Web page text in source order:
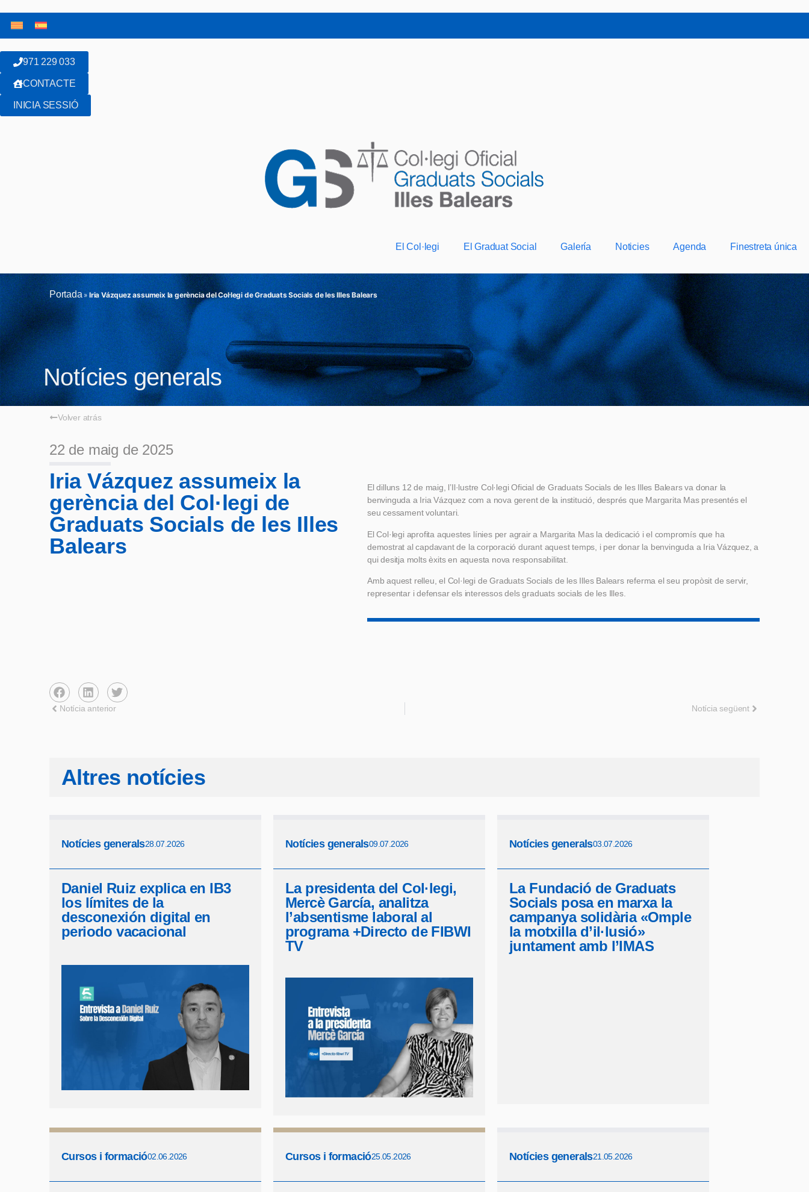
971 229 033
CONTACTE
INICIA SESSIÓ
El Col·legi El Graduat Social Galería Noticies Agenda Finestreta única
Portada»Iria Vázquez assumeix la gerència del Col·legi de Graduats Socials de les Illes Balears
Notícies generals
Volver atrás
22 de maig de 2025
Iria Vázquez assumeix la
gerència del Col·legi de
Graduats Socials de les Illes
Balears
El dilluns 12 de maig, l’Il·lustre Col·legi Oficial de Graduats Socials de les Illes Balears va donar la
benvinguda a Iria Vázquez com a nova gerent de la institució, després que Margarita Mas presentés el
seu cessament voluntari.
El Col·legi aprofita aquestes línies per agrair a Margarita Mas la dedicació i el compromís que ha
demostrat al capdavant de la corporació durant aquest temps, i per donar la benvinguda a Iria Vázquez, a
qui desitja molts èxits en aquesta nova responsabilitat.
Amb aquest relleu, el Col·legi de Graduats Socials de les Illes Balears referma el seu propòsit de servir,
representar i defensar els interessos dels graduats socials de les Illes.
Notícia anterior Notícia següent
Altres notícies
Notícies generals28.07.2026
Daniel Ruiz explica en IB3
los límites de la
desconexión digital en
periodo vacacional
Notícies generals09.07.2026
La presidenta del Col·legi,
Mercè García, analitza
l’absentisme laboral al
programa +Directo de FIBWI
TV
Notícies generals03.07.2026
La Fundació de Graduats
Socials posa en marxa la
campanya solidària «Omple
la motxilla d’il·lusió»
juntament amb l’IMAS
Cursos i formació02.06.2026 Cursos i formació25.05.2026 Notícies generals21.05.2026